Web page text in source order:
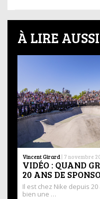
À LIRE
Vincent Girard | 7 novembre
VIDÉO : QUAND
20 ANS DE
Il est chez Nike depuis
bien une …